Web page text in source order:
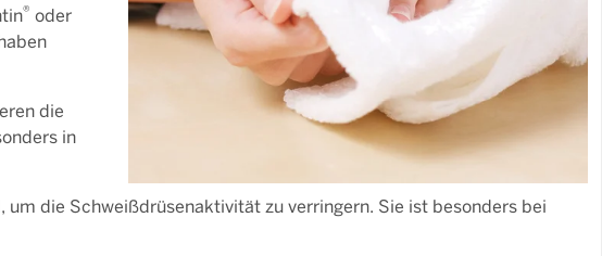
® oder
die
in
die Schweißdrüsenaktivität zu verringern. Sie ist besonders bei